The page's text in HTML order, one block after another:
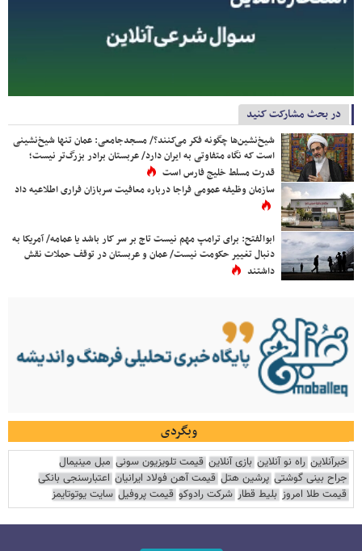
در بحث مشارکت کنید
شیخ‌نشین‌ها چگونه فکر می‌کنند؟/ مسجدجامعی: عمان تنها شیخ‌نشینی
است که نگاه متفاوتی به ایران دارد/ عربستان برادر بزرگ‌تر نیست؛
قدرت مسلط خلیج فارس است
سازمان وظیفه عمومی فراجا درباره معافیت سربازان فراری اطلاعیه داد
ابوالفتح: برای ترامپ مهم نیست تاج بر سر کار باشد یا عمامه/ آمریکا به
دنبال تغییر حکومت نیست/ عمان و عربستان در توقف حملات نقش
داشتند
وبگردی
خبرآنلاین راه نو آنلاین بازی آنلاین قیمت تلویزیون سونی مبل مینیمال
جراح بینی گوشتی پرشین هتل قیمت آهن فولاد ایرانیان اعتبارسنجی بانکی
قیمت طلا امروز بلیط قطار شرکت رادوکو قیمت پروفیل سایت یوتوتایمز